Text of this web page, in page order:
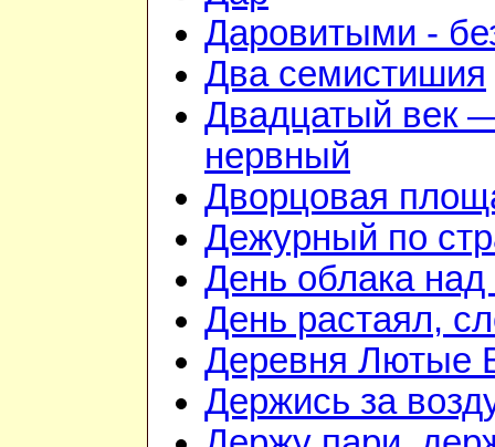
Даровитыми -
Два семистишия
Двадцатый век
нервный
Дворцовая
Дежурный по
День облака
День растаял,
Деревня Лютые
Держись за